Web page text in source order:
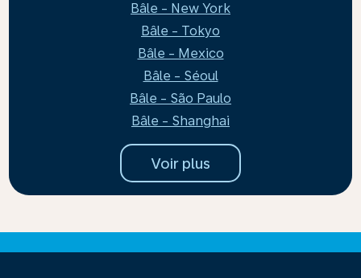
Bâle - New York
Bâle - Tokyo
Bâle - Mexico
Bâle - Séoul
Bâle - São Paulo
Bâle - Shanghai
Voir plus